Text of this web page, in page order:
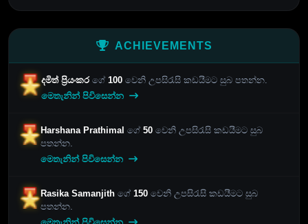
ACHIEVEMENTS
දමිත් ප්‍රියංකර ගේ 100 වෙනි උපසිරැසි කඩයීමට සුබ පතන්න.
මෙතැනින් පිවිසෙන්න
Harshana Prathimal ගේ 50වෙනි උපසිරැසි කඩයීමට සුබ
පතන්න.
මෙතැනින් පිවිසෙන්න
Rasika Samanjithගේ150 වෙනි උපසිරැසි කඩයීමට සුබ
පතන්න.